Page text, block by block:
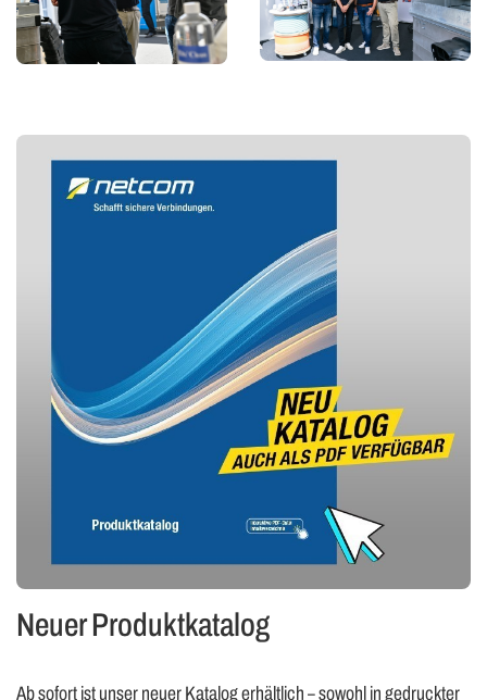
Neuer Produktkatalog
Ab sofort ist unser neuer Katalog erhältlich – sowohl in gedruckter